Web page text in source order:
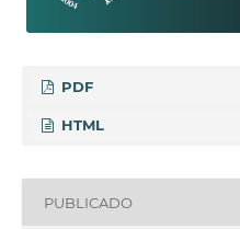
PDF
HTML
PUBLICADO